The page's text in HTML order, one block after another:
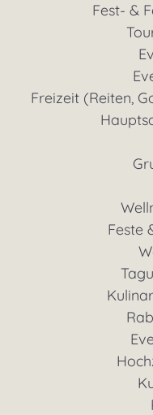
Fest- &
Freizeit (Reiten,
Feste